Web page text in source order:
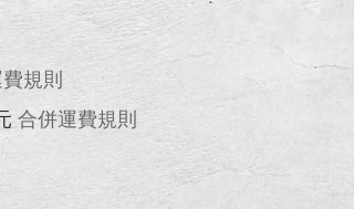
規則
合併運費規則